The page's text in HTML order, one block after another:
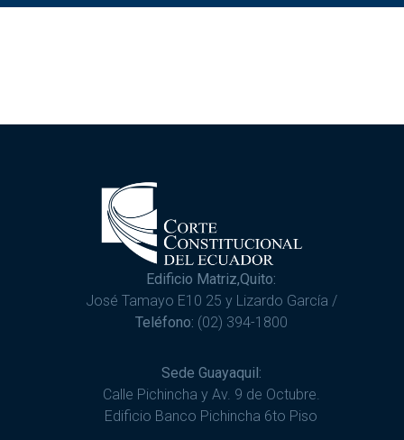
Edificio Matriz,Quito:
José Tamayo E10 25 y Lizardo García /
Teléfono: (02) 394-1800
Sede Guayaquil:
Calle Pichincha y Av. 9 de Octubre.
Edificio Banco Pichincha 6to Piso